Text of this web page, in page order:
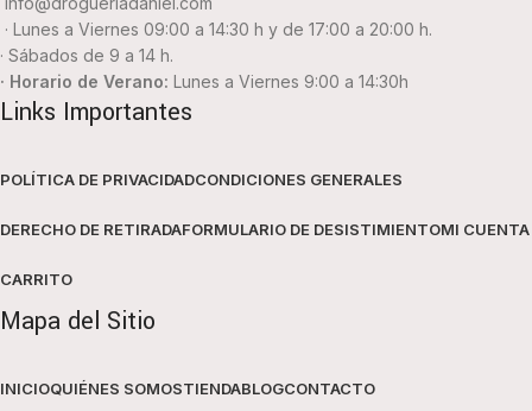
· Lunes a Viernes 09:00 a 14:30 h y de 17:00 a 20:00 h.
· Sábados de 9 a 14 h.
· Horario de Verano: Lunes a Viernes 9:00 a 14:30h
Links Importantes
POLÍTICA DE PRIVACIDADCONDICIONES GENERALES
DERECHO DE RETIRADAFORMULARIO DE DESISTIMIENTOMI CUENTA
CARRITO
Mapa del Sitio
INICIOQUIÉNES SOMOSTIENDABLOGCONTACTO